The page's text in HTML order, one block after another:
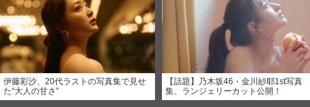
伊藤彩沙、20代ラストの写真集で見せ
た“大人の甘さ”
【話題】乃木坂46・金川紗耶1st写真
集、ランジェリーカット公開！